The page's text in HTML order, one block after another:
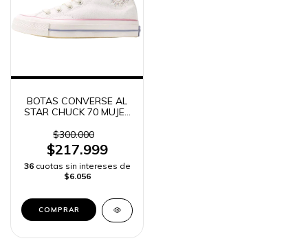
BOTAS CONVERSE AL
STAR CHUCK 70 MUJER
$300.000
$217.999
36 cuotas sin intereses de
$6.056
COMPRAR